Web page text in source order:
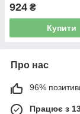
924 ₴
Купити
Про нас
96%
Працює з